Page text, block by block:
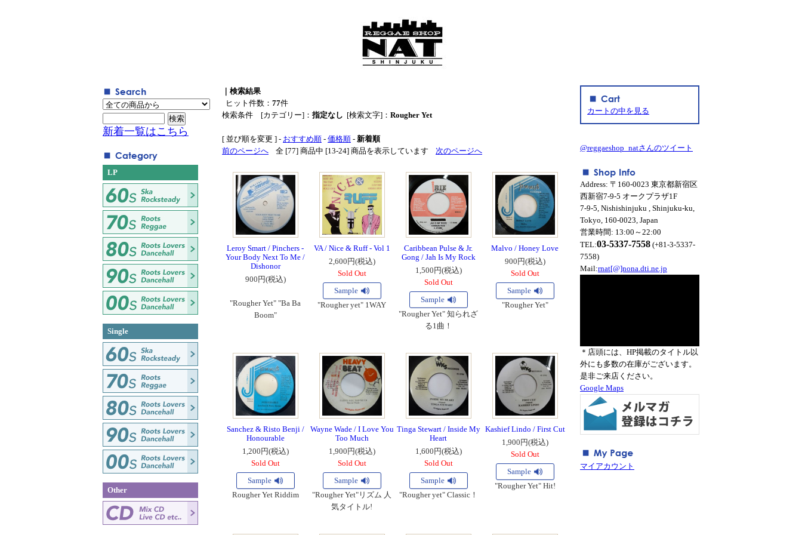
｜検索結果
ヒット件数： 77件
検索条件 [カテゴリー]： 指定なし [検索文字]： Rougher Yet
[ 並び順を変更 ] - おすすめ順 - 価格順 - 新着順
前のページへ 全 [77] 商品中 [13-24] 商品を表示しています 次のページへ
Leroy Smart / Pinchers -
Your Body Next To Me /
Dishonor
900円(税込)
"Rougher Yet" "Ba Ba
Boom"
VA / Nice & Ruff - Vol 1
2,600円(税込)
Sold Out
Sample
"Rougher yet" 1WAY
Caribbean Pulse & Jr.
Gong / Jah Is My Rock
1,500円(税込)
Sold Out
Sample
"Rougher Yet" 知られざ
る1曲！
Malvo / Honey Love
900円(税込)
Sold Out
Sample
"Rougher Yet"
Sanchez & Risto Benji /
Honourable
1,200円(税込)
Sold Out
Sample
Rougher Yet Riddim
Wayne Wade / I Love You
Too Much
1,900円(税込)
Sold Out
Sample
"Rougher Yet"リズム 人
気タイトル!
Tinga Stewart / Inside My
Heart
1,600円(税込)
Sold Out
Sample
"Rougher yet" Classic！
Kashief Lindo / First Cut
1,900円(税込)
Sold Out
Sample
"Rougher Yet" Hit!
新着一覧はこちら
LP
Single
Other
カートの中を見る
@reggaeshop_natさんのツイート
Address: 〒160-0023 東京都新宿区
西新宿7-9-5 オークプラザ1F
7-9-5, Nishishinjuku , Shinjuku-ku,
Tokyo, 160-0023, Japan
営業時間: 13:00～22:00
TEL:03-5337-7558 (+81-3-5337-
7558)
Mail:rnat[@]nona.dti.ne.jp
＊店頭には、HP掲載のタイトル以
外にも多数の在庫がございます。
是非ご来店ください。
Google Maps
マイアカウント